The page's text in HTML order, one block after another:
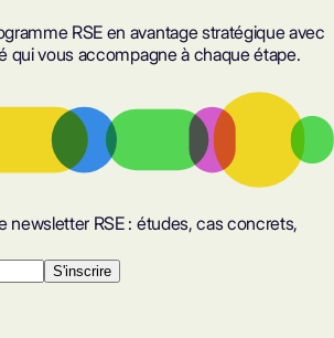
RSE en avantage stratégique avec
qui vous accompagne à chaque étape.
newsletter RSE : études, cas concrets,